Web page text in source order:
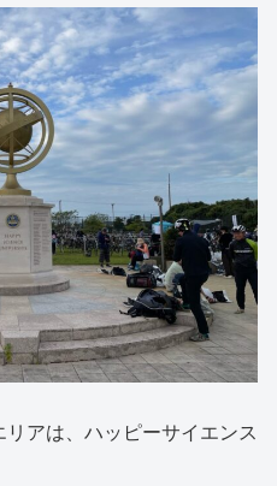
アは、ハッピーサイエンス